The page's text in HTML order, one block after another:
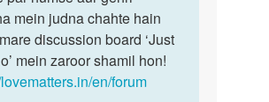
mein judna chahte hain
discussion board ‘Just
mein zaroor shamil hon!
en/forum